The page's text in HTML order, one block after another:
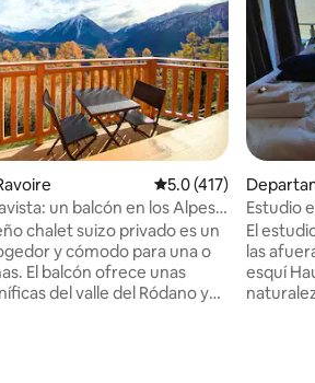
de 5; 152 evaluaciones
Calificación
5.0 (417)
un balcón en los Alpes
chalet suizo privado es un
y cómodo para una o
El balcón ofrece unas
del valle del Ródano y
ndaz
Estudio
El
las
esquí